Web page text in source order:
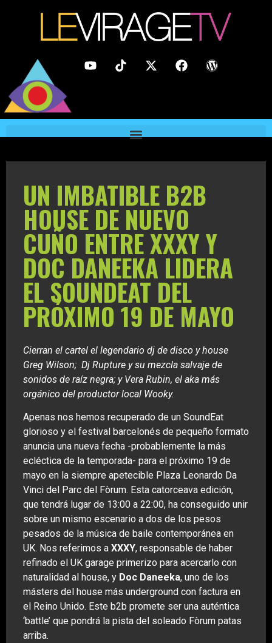
UN IMBATIBLE B2B
HOUSE DE NUEVO
CUÑO ENTRE XXXY Y
DOC DANEEKA LIDERA
EL SOUNDEAT DEL
PRÓXIMO 19 DE MAYO
Cierran el cartel el legendario dj de disco y house
Greg Wilson; Dj Rupture y su mezcla salvaje de
sonidos de raíz negra; y Vera Rubin, el aka más
orgánico del productor local Wooky.
Apenas nos hemos recuperado de un SoundEat
glorioso y el festival barcelonés de pequeño formato
anuncia una nueva fecha -probablemente la más
ecléctica de la temporada- para el próximo 19 de
mayo en la siempre apetecible Plaza Leonardo Da
Vinci del Parc del Fòrum. Esta catorceava edición,
que tendrá lugar de 13:00 a 22:00, ha conseguido unir
sobre un mismo escenario a dos de los pesos
pesados de la música de baile contemporánea en
UK. Nos referimos a XXXY, responsable de haber
refinado el UK garage primerizo para acercarlo con
naturalidad al house, y Doc Daneeka, uno de los
másters del house más underground con factura en
el Reino Unido. Este b2b promete ser una auténtica
‘battle’ que pondrá la pista del soleado Fòrum patas
arriba.